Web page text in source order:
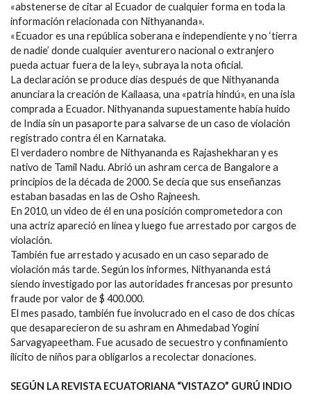
«abstenerse de citar al Ecuador de cualquier forma en toda la
información relacionada con Nithyananda».
«Ecuador es una república soberana e independiente y no ‘tierra
de nadie’ donde cualquier aventurero nacional o extranjero
pueda actuar fuera de la ley», subraya la nota oficial.
La declaración se produce días después de que Nithyananda
anunciara la creación de Kailaasa, una «patria hindú», en una isla
comprada a Ecuador. Nithyananda supuestamente había huido
de India sin un pasaporte para salvarse de un caso de violación
registrado contra él en Karnataka.
El verdadero nombre de Nithyananda es Rajashekharan y es
nativo de Tamil Nadu. Abrió un ashram cerca de Bangalore a
principios de la década de 2000. Se decía que sus enseñanzas
estaban basadas en las de Osho Rajneesh.
En 2010, un video de él en una posición comprometedora con
una actriz apareció en línea y luego fue arrestado por cargos de
violación.
También fue arrestado y acusado en un caso separado de
violación más tarde. Según los informes, Nithyananda está
siendo investigado por las autoridades francesas por presunto
fraude por valor de $ 400.000.
El mes pasado, también fue involucrado en el caso de dos chicas
que desaparecieron de su ashram en Ahmedabad Yogini
Sarvagyapeetham. Fue acusado de secuestro y confinamiento
ilícito de niños para obligarlos a recolectar donaciones.
SEGÚN LA REVISTA ECUATORIANA “VISTAZO” GURÚ INDIO